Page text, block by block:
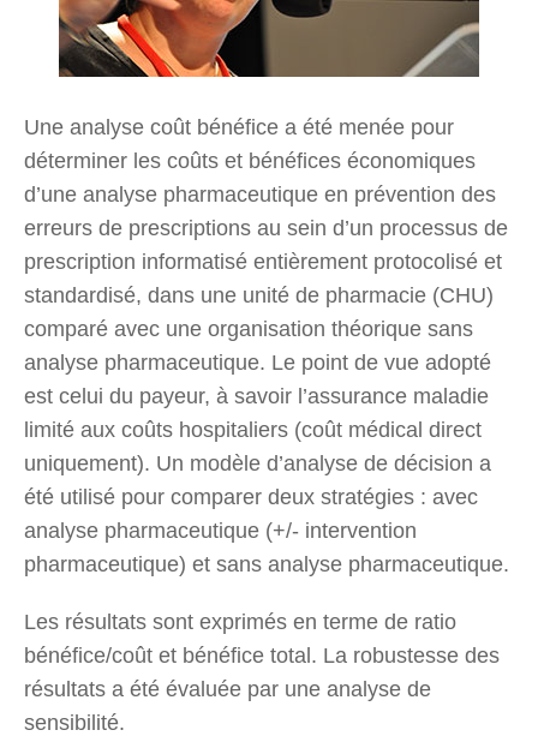
Une analyse coût bénéfice a été menée pour
déterminer les coûts et bénéfices économiques
d’une analyse pharmaceutique en prévention des
erreurs de prescriptions au sein d’un processus de
prescription informatisé entièrement protocolisé et
standardisé, dans une unité de pharmacie (CHU)
comparé avec une organisation théorique sans
analyse pharmaceutique. Le point de vue adopté
est celui du payeur, à savoir l’assurance maladie
limité aux coûts hospitaliers (coût médical direct
uniquement). Un modèle d’analyse de décision a
été utilisé pour comparer deux stratégies : avec
analyse pharmaceutique (+/- intervention
pharmaceutique) et sans analyse pharmaceutique.
Les résultats sont exprimés en terme de ratio
bénéfice/coût et bénéfice total. La robustesse des
résultats a été évaluée par une analyse de
sensibilité.